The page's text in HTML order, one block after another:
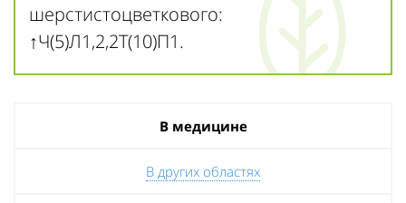
шерстистоцветкового:
↑Ч(5)Л1,2,2Т(10)П1.
В медицине
В других областях